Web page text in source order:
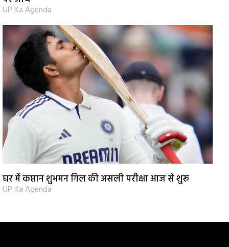
UP Ka Agenda
घर में कप्तान शुभमन गिल की असली परीक्षा आज से शुरू
UP Ka Agenda